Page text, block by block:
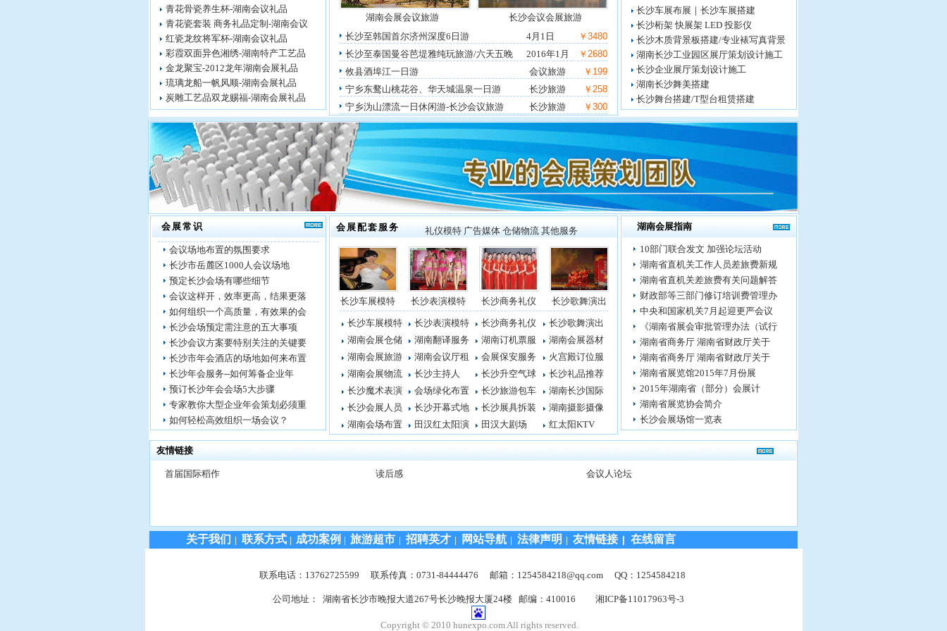
青花骨瓷养生杯-湖南会议礼品
青花瓷套装 商务礼品定制-湖南会议
红瓷龙纹将军杯-湖南会议礼品
彩霞双面异色湘绣-湖南特产工艺品
金龙聚宝-2012龙年湖南会展礼品
琉璃龙船一帆风顺-湖南会展礼品
炭雕工艺品双龙赐福-湖南会展礼品
湖南会展会议旅游
长沙会议会展旅游
长沙至韩国首尔济州深度6日游
4月1日
￥3480
长沙至泰国曼谷芭堤雅纯玩旅游/六天五晚
2016年1月
￥2680
攸县酒埠江一日游
会议旅游
￥199
宁乡东鹜山桃花谷、华天城温泉一日游
长沙旅游
￥258
宁乡沩山漂流一日休闲游-长沙会议旅游
长沙旅游 ￥300
长沙车展布展｜长沙车展搭建
长沙桁架 快展架 LED 投影仪
长沙木质背景板搭建/专业裱写真背景
湖南长沙工业园区展厅策划设计施工
长沙企业展厅策划设计施工
湖南长沙舞美搭建
长沙舞台搭建/T型台租赁搭建
会展常识
会议场地布置的氛围要求
长沙市岳麓区1000人会议场地
预定长沙会场有哪些细节
会议这样开，效率更高，结果更落
如何组织一个高质量，有效果的会
长沙会场预定需注意的五大事项
长沙会议方案要特别关注的关键要
长沙市年会酒店的场地如何来布置
长沙年会服务--如何筹备企业年
预订长沙年会会场5大步骤
专家教你大型企业年会策划必须重
如何轻松高效组织一场会议？
会展配套服务 礼仪模特 广告媒体 仓储物流 其他服务
长沙车展模特 长沙表演模特 长沙商务礼仪 长沙歌舞演出
长沙车展模特 长沙表演模特 长沙商务礼仪
长沙歌舞演出
湖南会展仓储
湖南翻译服务 湖南订机票服
湖南会展器材
湖南会展旅游
湖南会议厅租 会展保安服务
火宫殿订位服
湖南会展物流
长沙主持人 长沙升空气球
长沙礼品推荐
长沙魔术表演
会场绿化布置 长沙旅游包车
湖南长沙国际
长沙会展人员
长沙开幕式地 长沙展具拆装
湖南摄影摄像
湖南会场布置
田汉红太阳演 田汉大剧场 红太阳KTV
湖南会展指南
10部门联合发文 加强论坛活动
湖南省直机关工作人员差旅费新规
湖南省直机关差旅费有关问题解答
财政部等三部门修订培训费管理办
中央和国家机关7月起迎更严会议
《湖南省展会审批管理办法（试行
湖南省商务厅 湖南省财政厅关于
湖南省商务厅 湖南省财政厅关于
湖南省展览馆2015年7月份展
2015年湖南省（部分）会展计
湖南省展览协会简介
长沙会展场馆一览表
友情链接
首届国际稻作 读后感 会议人论坛
关于我们 | 联系方式 | 成功案例 | 旅游超市 | 招聘英才 | 网站导航 | 法律声明 | 友情链接| 在线留言
联系电话：13762725599 联系传真：0731-84444476 邮箱：1254584218@qq.com QQ：1254584218
公司地址： 湖南省长沙市晚报大道267号长沙晚报大厦24楼 邮编：410016 湘ICP备11017963号-3
Copyright © 2010 hunexpo.com All rights reserved.